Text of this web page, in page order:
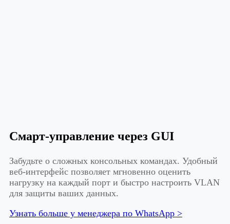
Смарт-управление через GUI
Забудьте о сложных консольных командах. Удобный
веб-интерфейс позволяет мгновенно оценить
нагрузку на каждый порт и быстро настроить VLAN
для защиты ваших данных.
Узнать больше у менеджера по WhatsApp >